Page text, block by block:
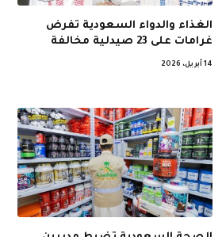
الغذاء والدواء السعودية تفرض
غرامات على 23 صيدلية مخالفة
14 أبريل، 2026